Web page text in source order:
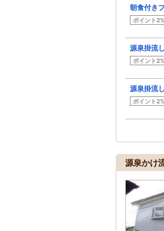
朝食付き
ポイント2%
源泉掛流
ポイント2%
源泉掛流
ポイント2%
源泉かけ